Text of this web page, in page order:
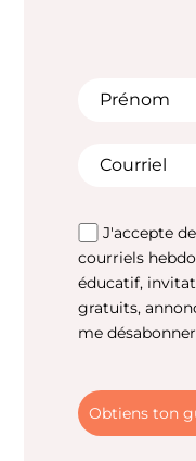
J'accepte
courriels
éducatif,
gratuits,
me
Obtiens ton